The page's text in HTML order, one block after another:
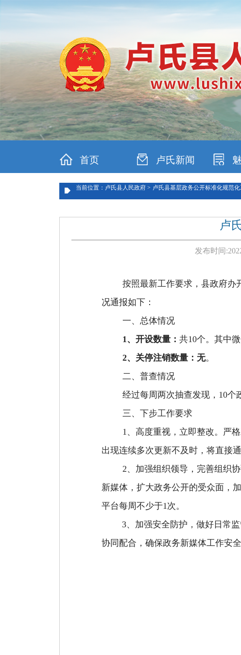
首页 卢氏新闻
当前位置：卢氏县人民政府 > 卢氏县基层政务公开标准化规范化
卢
发布时间:
按照最新工作要求，县政府办
况通报如下：
一、总体情况
1、开设数量： 共10个。其中
2、关停注销数量： 无。
二、普查情况
经过每周两次抽查发现， 10个
三、下步工作要求
1、高度重视 ， 立即整改。严
出现连续多次更新不及时，将直接
2、加强组织领导，完善组织
新媒体，扩大政务公开的受众面，
平台每周不少于1次。
3、加强安全防护，做好日常
协同配合，确保政务新媒体工作安全